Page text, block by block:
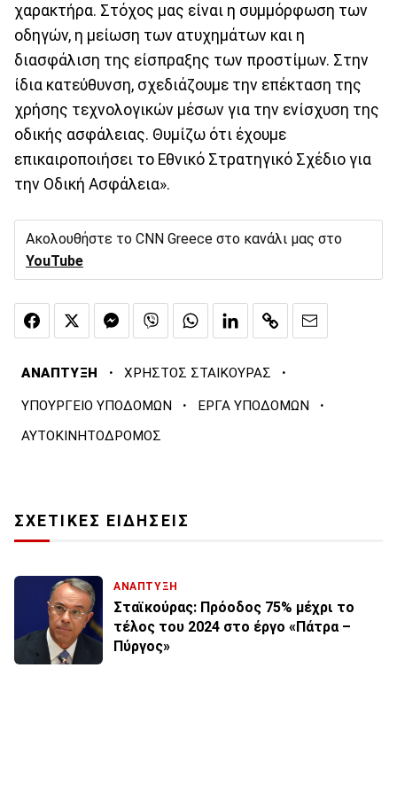
χαρακτήρα. Στόχος μας είναι η συμμόρφωση των
οδηγών, η μείωση των ατυχημάτων και η
διασφάλιση της είσπραξης των προστίμων. Στην
ίδια κατεύθυνση, σχεδιάζουμε την επέκταση της
χρήσης τεχνολογικών μέσων για την ενίσχυση της
οδικής ασφάλειας. Θυμίζω ότι έχουμε
επικαιροποιήσει το Εθνικό Στρατηγικό Σχέδιο για
την Οδική Ασφάλεια».
Ακολουθήστε το CNN Greece στο κανάλι μας στο
YouTube
ΑΝΑΠΤΥΞΗ · ΧΡΗΣΤΟΣ ΣΤΑΙΚΟΥΡΑΣ ·
ΥΠΟΥΡΓΕΙΟ ΥΠΟΔΟΜΩΝ · ΕΡΓΑ ΥΠΟΔΟΜΩΝ ·
ΑΥΤΟΚΙΝΗΤΟΔΡΟΜΟΣ
ΣΧΕΤΙΚΕΣ ΕΙΔΗΣΕΙΣ
ΑΝΑΠΤΥΞΗ
Σταϊκούρας: Πρόοδος 75% μέχρι το
τέλος του 2024 στο έργο «Πάτρα –
Πύργος»